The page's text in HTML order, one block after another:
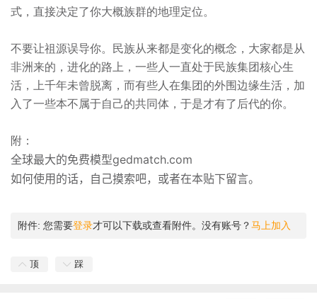
式，直接决定了你大概族群的地理定位。
不要让祖源误导你。民族从来都是变化的概念，大家都是从
非洲来的，进化的路上，一些人一直处于民族集团核心生
活，上千年未曾脱离，而有些人在集团的外围边缘生活，加
入了一些本不属于自己的共同体，于是才有了后代的你。
附：
全球最大的免费模型gedmatch.com
如何使用的话，自己摸索吧，或者在本贴下留言。
附件: 您需要登录才可以下载或查看附件。没有账号？马上加入
顶 踩